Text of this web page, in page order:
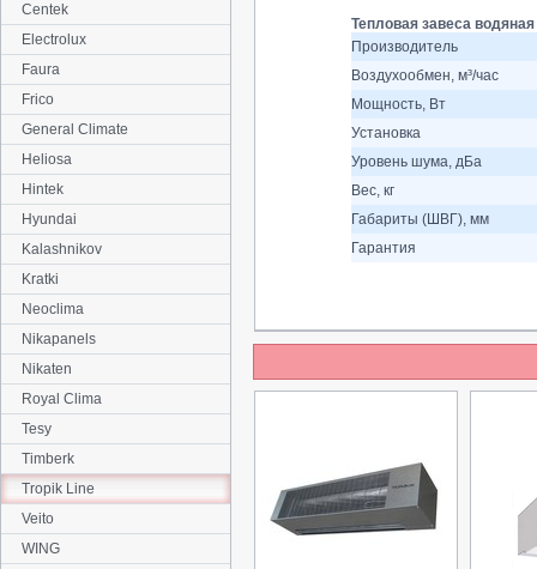
Тепловая завеса
Производитель
Воздухообмен, м³/час
Мощность, Вт
Установка
Уровень шума, дБа
Вес, кг
Габариты (ШВГ), мм
Гарантия
Centek
Electrolux
Faura
Frico
General Climate
Heliosa
Hintek
Hyundai
Kalashnikov
Kratki
Neoclima
Nikapanels
Nikaten
Royal Clima
Tesy
Timberk
Tropik Line
Veito
WING